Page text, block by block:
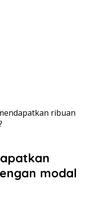
ribuan
modal